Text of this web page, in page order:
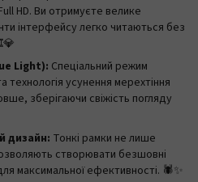
HD. Ви отримуєте велике
інтерфейсу легко читаються без
Light): Спеціальний режим
технологія усунення мерехтіння
зберігаючи свіжість погляду
дизайн: Тонкі рамки не лише
створювати безшовні
максимальної ефективності. 🕷️✨